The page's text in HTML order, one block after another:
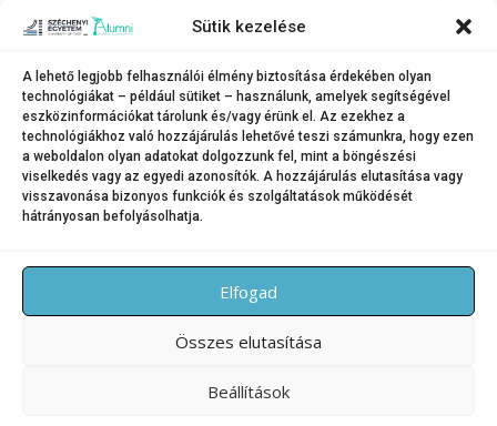
Sütik kezelése
A lehető legjobb felhasználói élmény biztosítása érdekében olyan
technológiákat – például sütiket – használunk, amelyek segítségével
eszközinformációkat tárolunk és/vagy érünk el. Az ezekhez a
technológiákhoz való hozzájárulás lehetővé teszi számunkra, hogy ezen
a weboldalon olyan adatokat dolgozzunk fel, mint a böngészési
viselkedés vagy az egyedi azonosítók. A hozzájárulás elutasítása vagy
visszavonása bizonyos funkciók és szolgáltatások működését
hátrányosan befolyásolhatja.
Elfogad
Összes elutasítása
Beállítások
A kétnapos rendezvényen plenáris és szekcióelőadások várták a mintegy
160 résztvevőt.
(Fotók: Nagy Gergely, Korinek Bettina)
KATEGÓRIA:HÍREK